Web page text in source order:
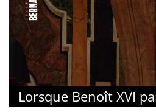
Lorsque Benoît XVI